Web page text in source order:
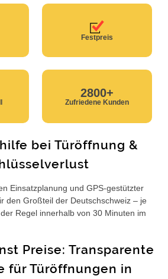
Festpreis
2800+
Zufriedene Kunden
bei Türöffnung &
Einsatzplanung und GPS-gestützter
den Großteil der Deutschschweiz – je
Regel innerhalb von 30 Minuten im
Preise: Transparente
für Türöffnungen in